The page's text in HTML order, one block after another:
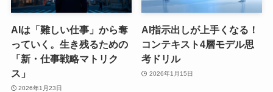
AIは「難しい仕事」から奪
っていく。生き残るための
「新・仕事戦略マトリク
ス」
2026年1月23日
AI指示出しが上手くなる！
コンテキスト4層モデル思
考ドリル
2026年1月15日